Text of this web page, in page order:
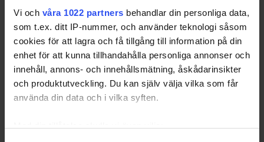
Vi och våra 1022 partners behandlar din personliga data,
som t.ex. ditt IP-nummer, och använder teknologi såsom
cookies för att lagra och få tillgång till information på din
enhet för att kunna tillhandahålla personliga annonser och
innehåll, annons- och innehållsmätning, åskådarinsikter
och produktutveckling. Du kan själv välja vilka som får
använda din data och i vilka syften.
Med din tillåtelse skulle vi även vilja:
Totals 51 449 500 3.19
Average 8 75 83 89.36
3.49
Sorted by lowerGoalAgainstA verage per 60 minutes and higher Sav
%
EKS- Eksjö HC/Boro VHC GIS- Gislaveds SK
HA74- HA74 DAL- HC Dalen